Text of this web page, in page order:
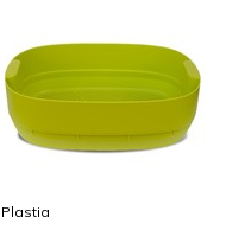
Plastia